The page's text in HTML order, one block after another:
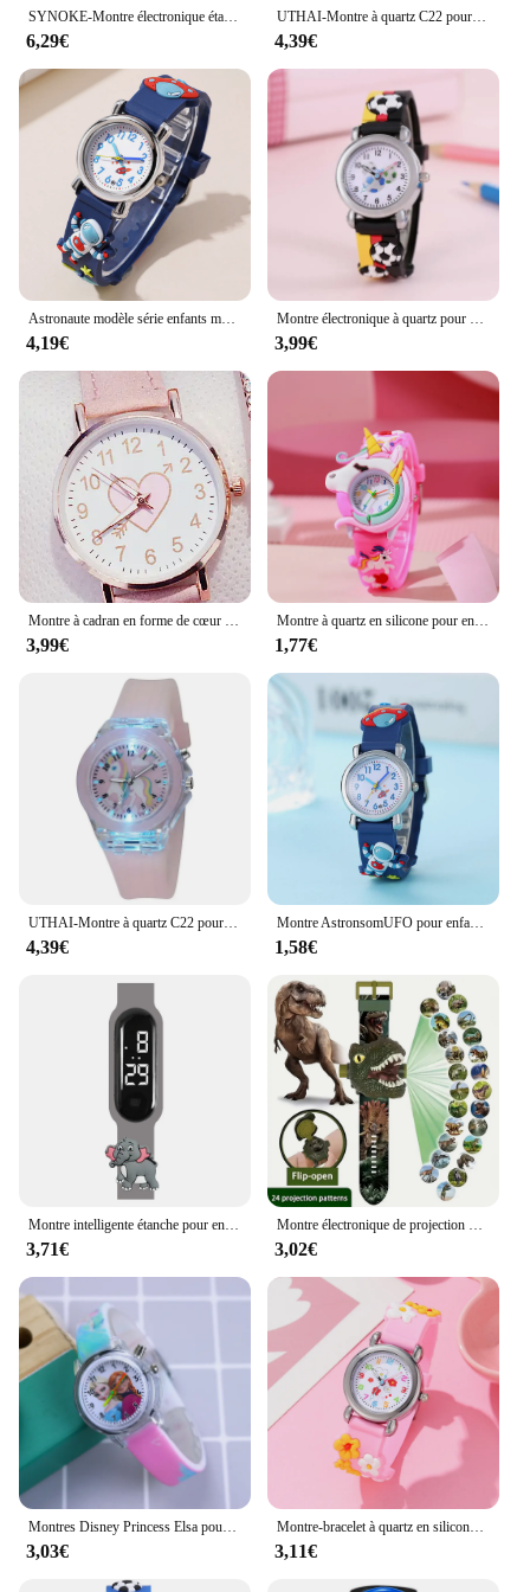
sure to be a hit.
SYNOKE-Montre électronique étanche pour étudiants, montre de sport pour enfants, montre numérique multifonctionnelle, cadeau lumineux, sept couleurs
6,29€
UTHAI-Montre à quartz C22 pour enfants, montre de dessin animé, horloge numérique, bande de silicone, lueur la nuit, filles mignonnes, école primaire
4,39€
Astronaute modèle série enfants montre couleur ruban en plastique garçon fille cadeau montre
4,19€
Montre électronique à quartz pour enfants, étudiant, football, dessin animé, document de mode, nouveau
3,99€
3,99€
Montre à quartz en silicone pour enfants, joli bracelet, dessin animé mignon, garçons et filles, nouveau, 2024
1,77€
4,39€
Montre AstronsomUFO pour enfants, dessin animé étudiant, nouveau
1,58€
3,71€ 3,02€
3,03€
Montre-bracelet à quartz en silicone rose pour enfants, montres de dessin animé pour enfants, cadeau d'anniversaire, heure d'étude, fille, garçon, nouveau
3,11€